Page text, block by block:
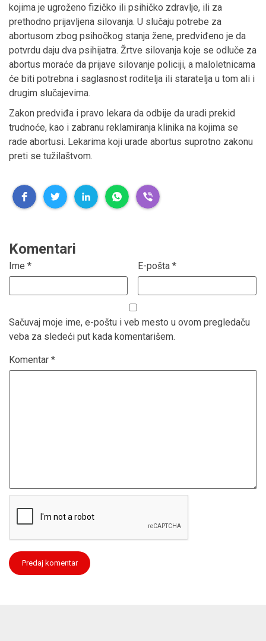
kojima je ugroženo fizičko ili psihičko zdravlje, ili za
prethodno prijavljena silovanja. U slučaju potrebe za
abortusom zbog psihočkog stanja žene, predviđeno je da
potvrdu daju dva psihijatra. Žrtve silovanja koje se odluče za
abortus moraće da prijave silovanje policiji, a maloletnicama
će biti potrebna i saglasnost roditelja ili staratelja u tom ali i
drugim slučajevima.
Zakon predviđa i pravo lekara da odbije da uradi prekid
trudnoće, kao i zabranu reklamiranja klinika na kojima se
rade abortusi. Lekarima koji urade abortus suprotno zakonu
preti se tužilaštvom.
Komentari
Ime * E-pošta *
Sačuvaj moje ime, e-poštu i veb mesto u ovom pregledaču
veba za sledeći put kada komentarišem.
Komentar *